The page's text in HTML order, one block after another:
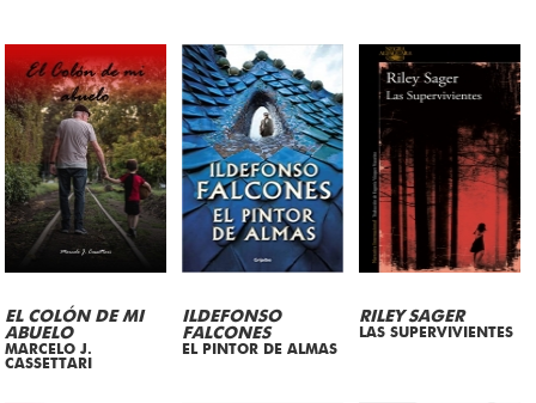
EL COLÓN DE MI
ABUELO
MARCELO J.
CASSETTARI
ILDEFONSO
FALCONES
EL PINTOR DE ALMAS
RILEY SAGER
LAS SUPERVIVIENTES